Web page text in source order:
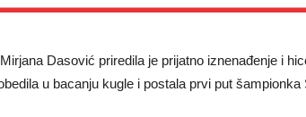
Dasović priredila je prijatno iznenađenje i
u bacanju kugle i postala prvi put šampionka